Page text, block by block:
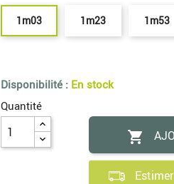
1m03 1m23 1m53
Disponibilité : En stock
Quantité
